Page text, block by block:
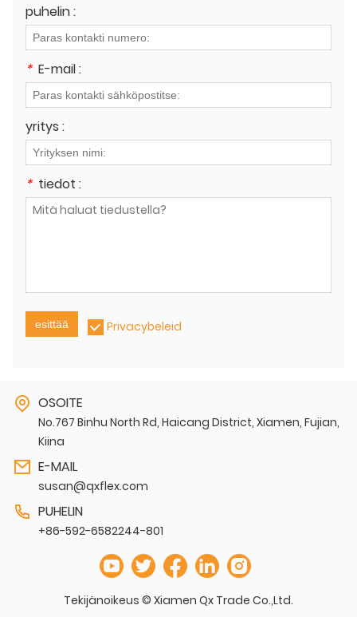
puhelin :
* E-mail :
yritys :
* tiedot :
esittää Privacybeleid
OSOITE
No.767 Binhu North Rd, Haicang District, Xiamen, Fujian,
Kiina
E-MAIL
susan@qxflex.com
PUHELIN
+86-592-6582244-801
Tekijänoikeus © Xiamen Qx Trade Co.,Ltd.